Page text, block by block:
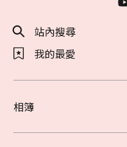
站內搜尋
我的最愛
相簿